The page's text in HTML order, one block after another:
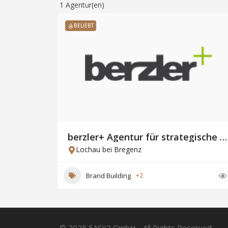
1 Agentur(en)
BELIEBT
berzler+ Agentur für strategische Unternehmenskommunikation
Lochau bei Bregenz
Brand Building +2